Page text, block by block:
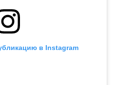
в Instagram